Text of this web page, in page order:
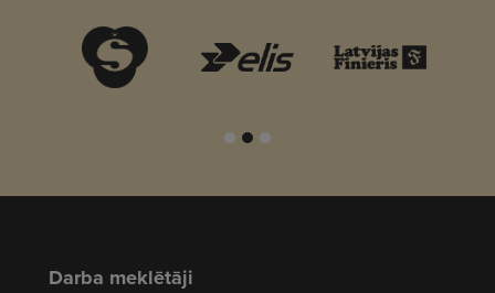
Darba meklētāji